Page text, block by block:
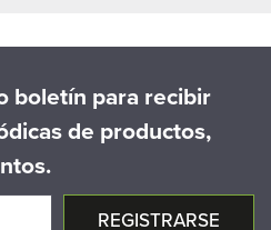
boletín para recibir
de productos,
REGISTRARSE